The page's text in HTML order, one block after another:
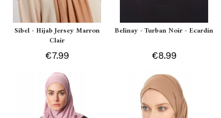
Sibel - Hijab Jersey Marron
Clair
€7.99
Belinay - Turban Noir - Ecardin
€8.99